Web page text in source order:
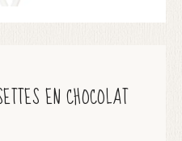
EN CHOCOLAT